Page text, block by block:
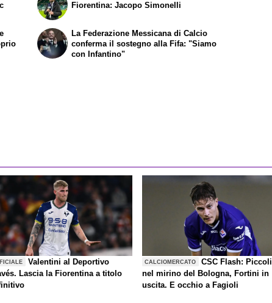
Fiorentina: Jacopo Simonelli
La Federazione Messicana di Calcio
conferma il sostegno alla Fifa: "Siamo
con Infantino"
Valentini al Deportivo
Lascia la Fiorentina a titolo
CALCIOMERCATO
CSC Flash: Piccoli
nel mirino del Bologna, Fortini in
uscita. E occhio a Fagioli